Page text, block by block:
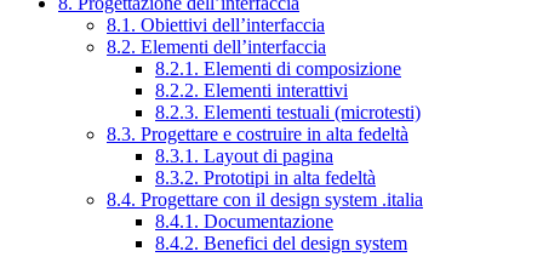
8.1. Obiettivi dell’interfaccia
8.2. Elementi dell’interfaccia
8.2.1. Elementi di composizione
8.2.2. Elementi interattivi
8.2.3. Elementi testuali (microtesti)
8.3. Progettare e costruire in alta fedeltà
8.3.1. Layout di pagina
8.3.2. Prototipi in alta fedeltà
8.4. Progettare con il design system .italia
8.4.1. Documentazione
8.4.2. Benefici del design system